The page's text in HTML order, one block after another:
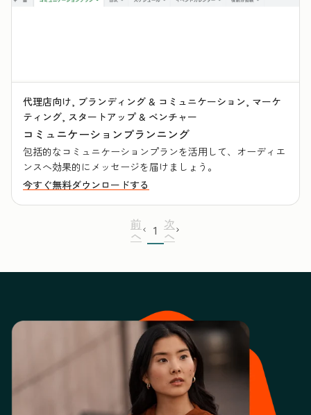
代理店向け, ブランディング & コミュニケーション, マーケ
ティング, スタートアップ & ベンチャー
コミュニケーションプランニング
包括的なコミュニケーションプランを活用して、オーディエ
ンスへ効果的にメッセージを届けましょう。
今すぐ無料ダウンロードする
前
へ 1 次
へ